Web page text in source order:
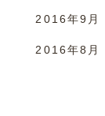
2016年9月
2016年8月